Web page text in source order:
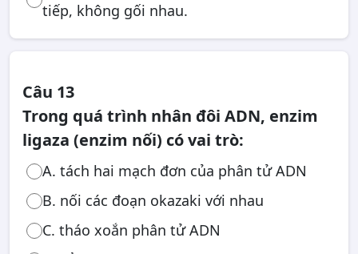
tiếp, không gối nhau.
Câu 13
Trong quá trình nhân đôi ADN, enzim
ligaza (enzim nối) có vai trò:
A. tách hai mạch đơn của phân tử ADN
B. nối các đoạn okazaki với nhau
C. tháo xoắn phân tử ADN